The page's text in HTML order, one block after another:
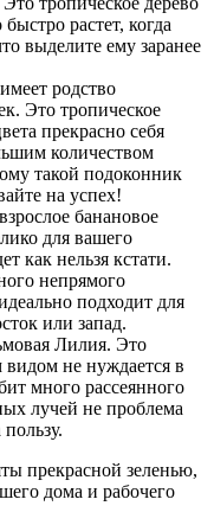
растет, когда
выделите ему заранее
родство
Это тропическое
прекрасно себя
количеством
такой подоконник
на успех!
банановое
для вашего
как нельзя кстати.
непрямого
подходит для
или запад.
Лилия. Это
видом не нуждается в
много рассеянного
лучей не проблема
прекрасной зеленью,
дома и рабочего